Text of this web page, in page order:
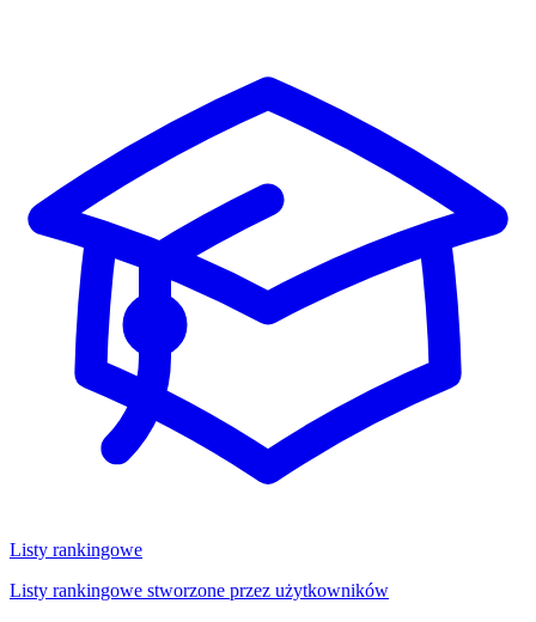
Listy rankingowe
Listy rankingowe stworzone przez użytkowników